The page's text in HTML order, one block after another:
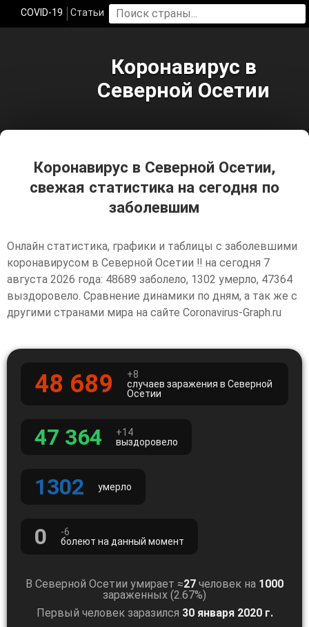
COVID-19 Статьи
Коронавирус в
Северной Осетии
Коронавирус в Северной Осетии,
свежая статистика на сегодня по
заболевшим
Онлайн статистика, графики и таблицы с заболевшими
коронавирусом в Северной Осетии ‼️ на сегодня 7
августа 2026 года: 48689 заболело, 1302 умерло, 47364
выздоровело. Сравнение динамики по дням, а так же с
другими странами мира на сайте Coronavirus-Graph.ru
48 689
+8
случаев заражения в Северной
Осетии
47 364
+14
выздоровело
1302 умерло
0
-6
болеют на данный момент
В Северной Осетии умирает ≈27 человек на 1000
зараженных (2.67%)
Первый человек заразился 30 января 2020 г.